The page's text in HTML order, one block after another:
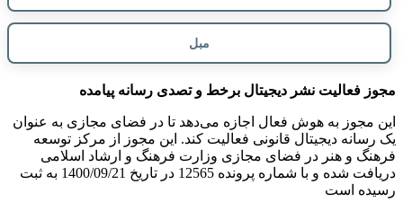
مبل
مجوز فعالیت نشر دیجیتال برخط و تصدی رسانه پیامده
این مجوز به هوش فعال اجازه می‌دهد تا در فضای مجازی به عنوان
یک رسانه دیجیتال قانونی فعالیت کند. این مجوز از مرکز توسعه
فرهنگ و هنر در فضای مجازی وزارت فرهنگ و ارشاد اسلامی
دریافت شده و با شماره پرونده 12565 در تاریخ 1400/09/21 به ثبت
رسیده است